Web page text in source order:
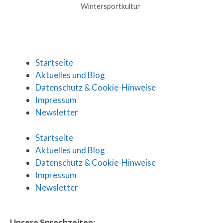
Wintersportkultur
Startseite
Aktuelles und Blog
Datenschutz & Cookie-Hinweise
Impressum
Newsletter
Startseite
Aktuelles und Blog
Datenschutz & Cookie-Hinweise
Impressum
Newsletter